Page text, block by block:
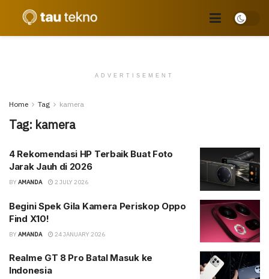
ADVERTISEMENT
Home Tag kamera
Tag: kamera
4 Rekomendasi HP Terbaik Buat Foto
Jarak Jauh di 2026
BY AMANDA 2 JULY 2026
Begini Spek Gila Kamera Periskop Oppo
Find X10!
BY AMANDA 24 JANUARY 2026
Realme GT 8 Pro Batal Masuk ke
Indonesia